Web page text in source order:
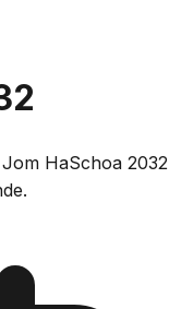
HaSchoa 2032